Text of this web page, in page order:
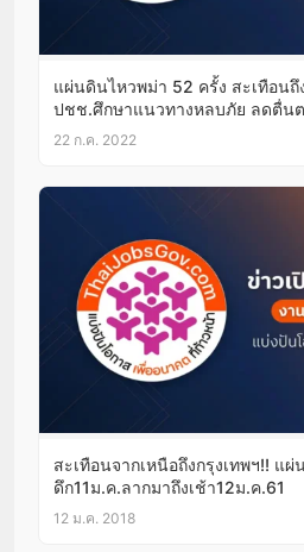
แผ่นดินไหวพม่า 52 ครั้ง สะเทือนถึ
ปชช.ศึกษาแนวทางหลบภัย ลดตื่น
22 ก.ค. 2022
สะเทือนจากเหนือถึงกรุงเทพฯ!! แ
ดึก11ม.ค.ลากมาถึงเช้า12ม.ค.61
12 ม.ค. 2018